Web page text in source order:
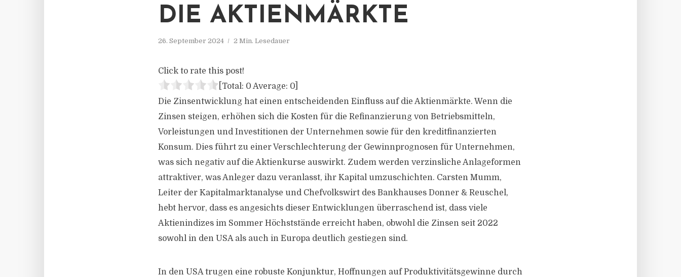
DIE AKTIENMÄRKTE
26. September 2024 2 Min. Lesedauer
Click to rate this post!
[Total: 0 Average: 0
Die Zinsentwicklung hat einen entscheidenden Einfluss auf die Aktienmärkte. Wenn die
Zinsen steigen, erhöhen sich die Kosten für die Refinanzierung von Betriebsmitteln,
Vorleistungen und Investitionen der Unternehmen sowie für den kreditfinanzierten
Konsum. Dies führt zu einer Verschlechterung der Gewinnprognosen für Unternehmen,
was sich negativ auf die Aktienkurse auswirkt. Zudem werden verzinsliche Anlageformen
attraktiver, was Anleger dazu veranlasst, ihr Kapital umzuschichten. Carsten Mumm,
Leiter der Kapitalmarktanalyse und Chefvolkswirt des Bankhauses Donner & Reuschel,
hebt hervor, dass es angesichts dieser Entwicklungen überraschend ist, dass viele
Aktienindizes im Sommer Höchststände erreicht haben, obwohl die Zinsen seit 2022
sowohl in den USA als auch in Europa deutlich gestiegen sind.
In den USA trugen eine robuste Konjunktur, Hoffnungen auf Produktivitätsgewinne durch